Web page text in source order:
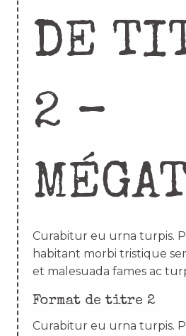
DE
2 –
Curabitur eu urna turpis.
habitant morbi tristique
et malesuada fames ac
Format de titre 2
Curabitur eu urna turpis.